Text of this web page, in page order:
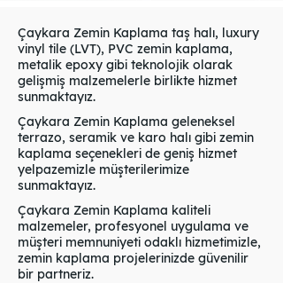
Çaykara Zemin Kaplama taş halı, luxury
vinyl tile (LVT), PVC zemin kaplama,
metalik epoxy gibi teknolojik olarak
gelişmiş malzemelerle birlikte hizmet
sunmaktayız.
Çaykara Zemin Kaplama geleneksel
terrazo, seramik ve karo halı gibi zemin
kaplama seçenekleri de geniş hizmet
yelpazemizle müşterilerimize
sunmaktayız.
Çaykara Zemin Kaplama kaliteli
malzemeler, profesyonel uygulama ve
müşteri memnuniyeti odaklı hizmetimizle,
zemin kaplama projelerinizde güvenilir
bir partneriz.